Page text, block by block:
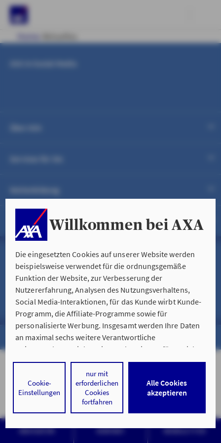
Willkommen bei AXA
Die eingesetzten Cookies auf unserer Website werden
beispielsweise verwendet für die ordnungsgemäße
Funktion der Website, zur Verbesserung der
Nutzererfahrung, Analysen des Nutzungsverhaltens,
Social Media-Interaktionen, für das Kunde wirbt Kunde-
Programm, die Affiliate-Programme sowie für
personalisierte Werbung. Insgesamt werden Ihre Daten
an maximal sechs weitere Verantwortliche
weitergegeben. Bei dem Einsatz der Dienste für Social
Media-Interaktionen und personalisierte Werbung
werden regelmäßig durch den jeweiligen Anbieter
individuelle Profile angelegt und mit Daten von anderen
Webseiten zu umfassenden Nutzungsprofilen von Ihnen
Alle Cookies
akzeptieren
nur mit
erforderlichen
Cookies
fortfahren
Cookie-
Einstellungen
AKTUELLES
PRIVATGESCHÄFT
FIRMEN- & INDUSTRIEGESCHÄFT
ÖFFENTLICHER DIENST
EXPATRIATS
Home Aktuelles
NAVIGATOR KONTAKT NEWSLETTER
Rechtliche Informationen
Impressum
Hinweise zur Nutzung der Website
Datenschutz & Cookies
© AXA Konzern AG, Köln. Alle Rechte vorbehalten.